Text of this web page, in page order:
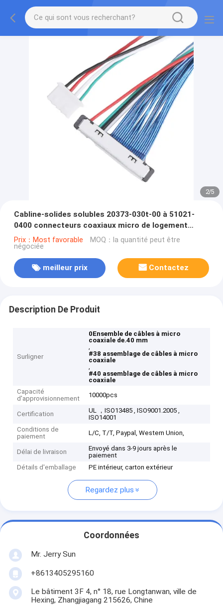
2/5
Cabline-solides solubles 20373-030t-00 à 51021-
0400 connecteurs coaxiaux micro de logement
d'Assemblée
Prix：Most favorable MOQ：la quantité peut être
négociée
meilleur prix Contactez
Description De Produit
Surligner
0Ensemble de câbles à micro
coaxiale de.40 mm
,
#38 assemblage de câbles à micro
coaxiale
,
#40 assemblage de câbles à micro
coaxiale
Capacité
d'approvisionnement
10000pcs
Certification
UL ，ISO13485 , ISO9001.2005 ,
ISO14001
Conditions de
paiement
L/C, T/T, Paypal, Western Union,
Délai de livraison
Envoyé dans 3-9 jours après le
paiement
Détails d'emballage
PE intérieur, carton extérieur
Regardez plus
Coordonnées
Mr. Jerry Sun
+8613405295160
Le bâtiment 3F 4, n° 18, rue Longtanwan, ville de
Hexing, Zhangjiagang 215626, Chine